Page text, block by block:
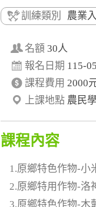
訓練類別 農業
名額 30人
報名日期 115-
課程費用 2000
上課地點 農民
課程內容
1.原鄉特色作物-小
2.原鄉特用作物-洛
3.原鄉特色作物-木